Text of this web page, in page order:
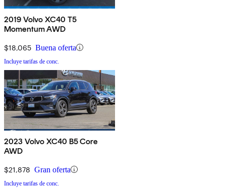
2019 Volvo XC40 T5
Momentum AWD
$18,065 Buena oferta
Incluye tarifas de conc.
2023 Volvo XC40 B5 Core
AWD
$21,878 Gran oferta
Incluye tarifas de conc.